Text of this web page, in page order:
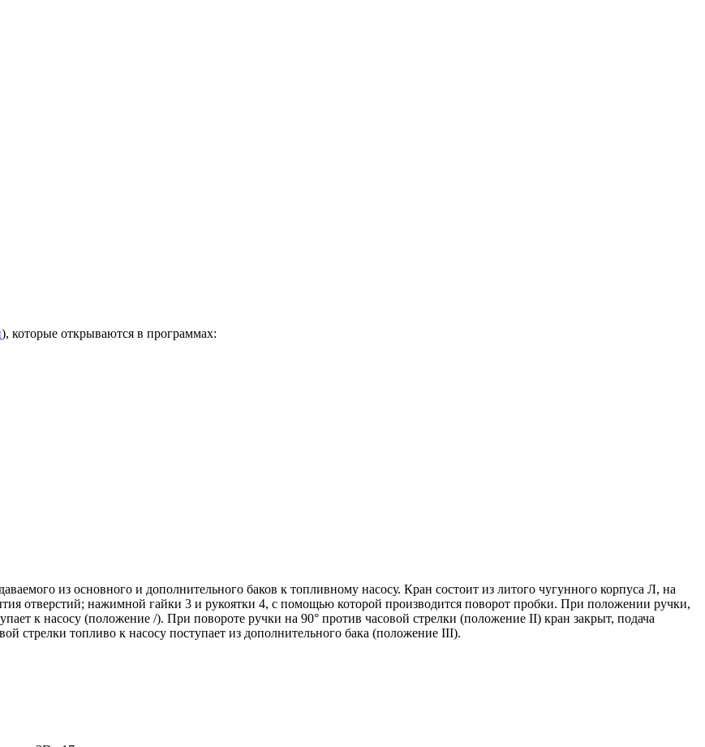
), которые открываются в программах:
из основного и дополнительного баков к топливному насосу. Кран состоит из литого чугунного корпуса Л, на
отверстий; нажимной гайки 3 и рукоятки 4, с помощью которой производится поворот пробки. При положении ручки,
к насосу (положение /). При повороте ручки на 90° против часовой стрелки (положение II) кран закрыт, подача
стрелки топливо к насосу поступает из дополнительного бака (положение III).